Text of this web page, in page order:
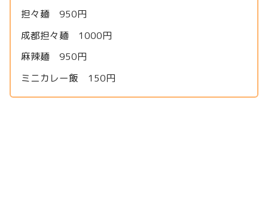
担々麺 950円
成都担々麺 1000円
麻辣麺 950円
ミニカレー飯 150円